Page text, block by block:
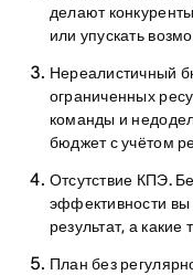
делают
или упускать
Нереалистичный
ограниченных
команды и
бюджет с учётом
Отсутствие КПЭ.
эффективности вы
результат, а какие
План без